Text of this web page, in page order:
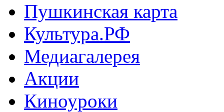
Пушкинская карта
Культура.РФ
Медиагалерея
Акции
Киноуроки